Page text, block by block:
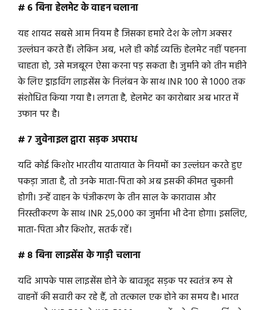
# 6 बिना हेलमेट के वाहन चलाना
यह शायद सबसे आम नियम है जिसका हमारे देश के लोग अक्सर
उल्लंघन करते हैं। लेकिन अब, भले ही कोई व्यक्ति हेलमेट नहीं पहनना
चाहता हो, उसे मजबूरन ऐसा करना पड़ सकता है। जुर्माने को तीन महीने
के लिए ड्राइविंग लाइसेंस के निलंबन के साथ INR 100 से 1000 तक
संशोधित किया गया है। लगता है, हेलमेट का कारोबार अब भारत में
उफान पर है।
# 7 जुवेनाइल द्वारा सड़क अपराध
यदि कोई किशोर भारतीय यातायात के नियमों का उल्लंघन करते हुए
पकड़ा जाता है, तो उनके माता-पिता को अब इसकी कीमत चुकानी
होगी। उन्हें वाहन के पंजीकरण के तीन साल के कारावास और
निरस्तीकरण के साथ INR 25,000 का जुर्माना भी देना होगा। इसलिए,
माता-पिता और किशोर, सतर्क रहें।
# 8 बिना लाइसेंस के गाड़ी चलाना
यदि आपके पास लाइसेंस होने के बावजूद सड़क पर स्वतंत्र रूप से
वाहनों की सवारी कर रहे हैं, तो तत्काल एक होने का समय है। भारत